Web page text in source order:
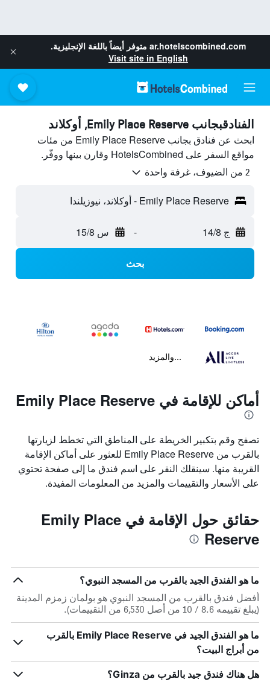
ar.hotelscombined.com متوفر أيضاً باللغة الإنجليزية.
Visit site in English
الفنادقبجانب Emily Place Reserve, أوكلاند
ابحث عن فنادق بجانب Emily Place Reserve من مئات
مواقع السفر على HotelsCombined وقارن بينها ووفّر.
2 من الضيوف، غرفة واحدة
Emily Place Reserve - أوكلاند، نيوزيلندا
ج 14/8 - س 15/8
بحث
...والمزيد
أماكن للإقامة في Emily Place Reserve
تصفح وقم بتكبير الخريطة على المناطق التي تخطط لزيارتها
بالقرب من Emily Place Reserve للعثور على أماكن الإقامة
القريبة منها. سينقلك النقر على اسم فندق ما إلى صفحة تحتوي
على الأسعار والتقييمات والمزيد من المعلومات المفيدة.
حقائق حول الإقامة في Emily Place
Reserve
ما هو الفندق الجيد بالقرب من المسجد النبوي؟
أفضل فندق بالقرب من المسجد النبوي هو بولمان زمزم المدينة
(يبلغ تقييمه 8.6 / 10 من أصل 6,530 من التقييمات).
ما هو الفندق الجيد في Emily Place Reserve بالقرب
من أبراج البيت؟
هل هناك فندق جيد بالقرب من Ginza؟